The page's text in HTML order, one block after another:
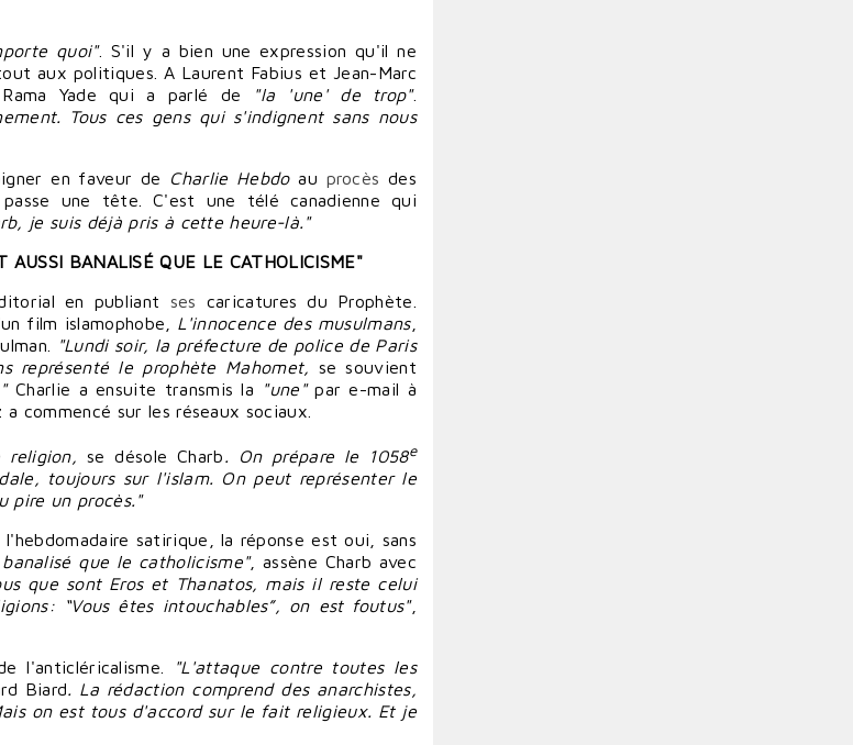
quoi". S'il y a bien une expression qu'il ne
aux politiques. A Laurent Fabius etJean-Marc
Rama Yade qui a parlé de "la 'une' de trop".
Tous ces gensqui s'indignent sans nous
en faveur de Charlie Hebdoau procès des
une tête. C'est une télé canadienne qui
je suis déjà pris à cette heure-là."
AUSSI BANALISÉ QUE LE CATHOLICISME"
en publiant ses caricatures du Prophète.
film islamophobe, L'innocence des musulmans,
"Lundi soir, la préfecture de policede Paris
représenté le prophète Mahomet, se souvient
Charlie a ensuite transmis la "une"par e-mail à
a commencé sur lesréseaux sociaux
religion, se désole Charb. On prépare le 1058e
toujours sur l'islam. On peut représenterle
pire un procès."
satirique, la réponse est oui, sans
que le catholicisme", assène Charb avec
que sont Eros et Thanatos, mais il reste celui
“Vous êtes intouchables”, on est foutus",
l'anticléricalisme.
"L'attaque contre toutes les
Biard. La rédaction comprend des anarchistes,
on est tous d'accord sur le fait religieux. Et je